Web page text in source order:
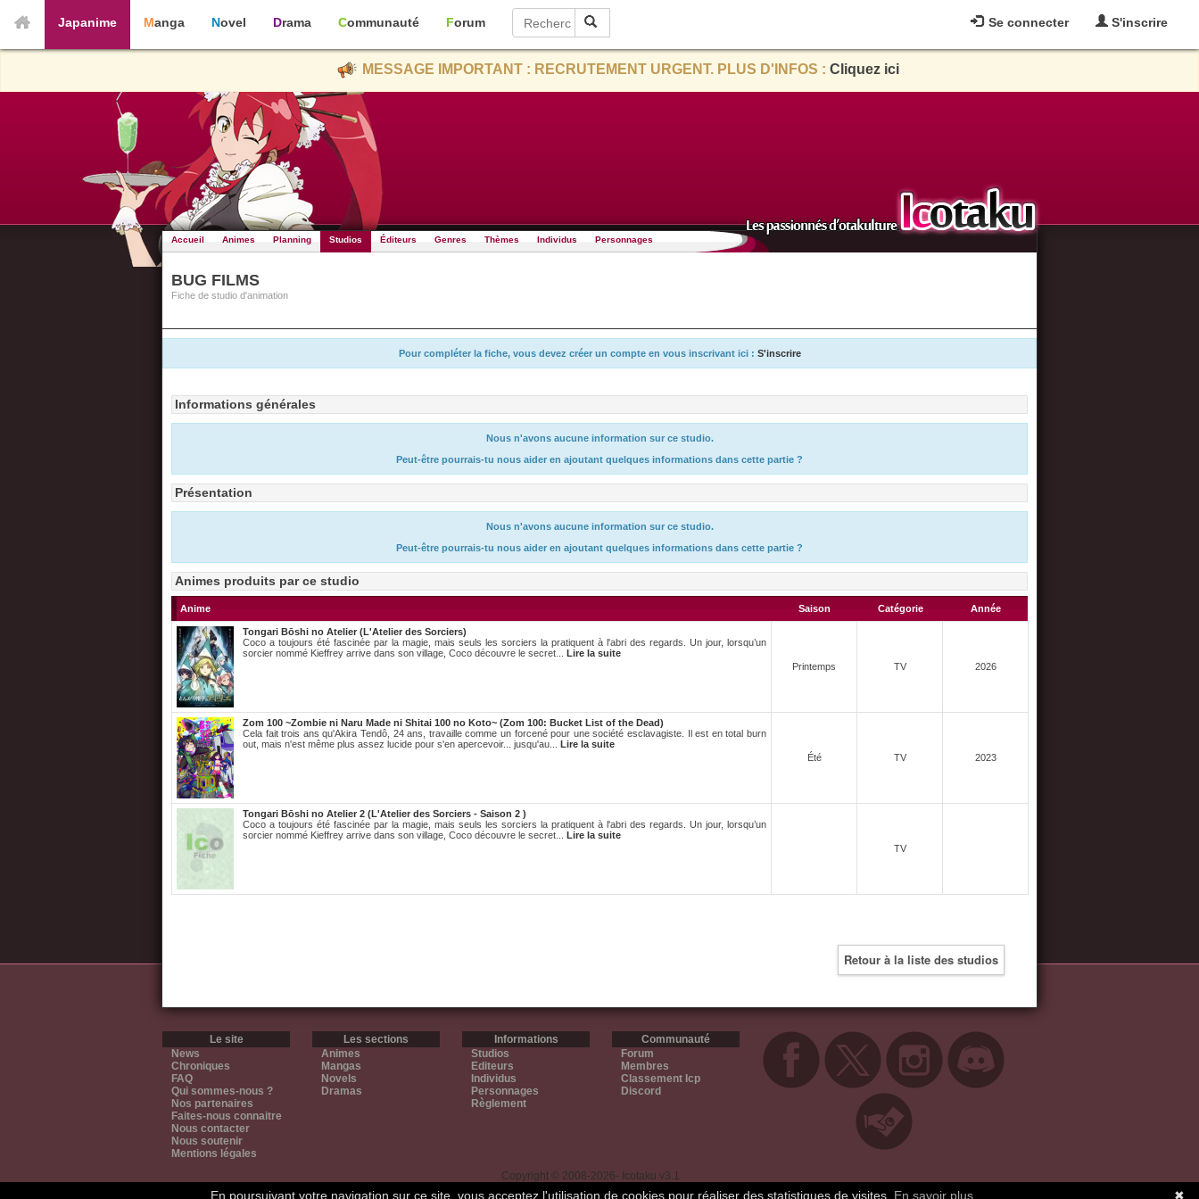
Se connecter S'inscrire
Japanime Manga Novel Drama Communauté Forum
MESSAGE IMPORTANT : RECRUTEMENT URGENT. PLUS D'INFOS : Cliquez ici
Accueil Animes Planning Studios Éditeurs Genres Thèmes Individus Personnages
BUG FILMS
Fiche de studio d'animation
Pour compléter la fiche, vous devez créer un compte en vous inscrivant ici : S'inscrire
Informations générales
Nous n'avons aucune information sur ce studio.
Peut-être pourrais-tu nous aider en ajoutant quelques informations dans cette partie ?
Présentation
Nous n'avons aucune information sur ce studio.
Peut-être pourrais-tu nous aider en ajoutant quelques informations dans cette partie ?
Animes produits par ce studio
Anime Saison Catégorie Année
Tongari Bōshi no Atelier (L'Atelier des Sorciers)
Coco a toujours été fascinée par la magie, mais seuls les sorciers la pratiquent à l'abri des regards. Un jour, lorsqu’un
sorcier nommé Kieffrey arrive dans son village, Coco découvre le secret... Lire la suite
Printemps
TV 2026
Zom 100 ~Zombie ni Naru Made ni Shitai 100 no Koto~ (Zom 100: Bucket List of the Dead)
Cela fait trois ans qu'Akira Tendô, 24 ans, travaille comme un forcené pour une société esclavagiste. Il est en total burn
out, mais n'est même plus assez lucide pour s'en apercevoir... jusqu'au... Lire la suite
Été
TV 2023
Tongari Bōshi no Atelier 2 (L'Atelier des Sorciers - Saison 2 )
Coco a toujours été fascinée par la magie, mais seuls les sorciers la pratiquent à l'abri des regards. Un jour, lorsqu’un
sorcier nommé Kieffrey arrive dans son village, Coco découvre le secret... Lire la suite
TV
Retour à la liste des studios
Le site
News
Chroniques
FAQ
Qui sommes-nous ?
Nos partenaires
Faites-nous connaitre
Nous contacter
Nous soutenir
Mentions légales
Les sections
Animes
Mangas
Novels
Dramas
Informations
Studios
Editeurs
Individus
Personnages
Règlement
Communauté
Forum
Membres
Classement Icp
Discord
Copyright © 2008-2026- Icotaku v3.1
✖
En poursuivant votre navigation sur ce site, vous acceptez l'utilisation de cookies pour réaliser des statistiques de visites. En savoir plus